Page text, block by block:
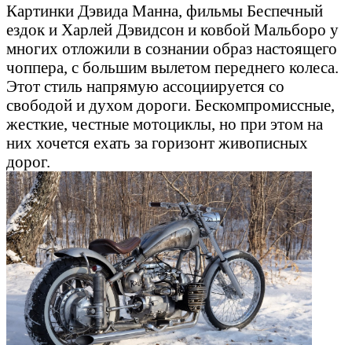
Картинки Дэвида Манна, фильмы Беспечный
ездок и Харлей Дэвидсон и ковбой Мальборо у
многих отложили в сознании образ настоящего
чоппера, с большим вылетом переднего колеса.
Этот стиль напрямую ассоциируется со
свободой и духом дороги. Бескомпромиссные,
жесткие, честные мотоциклы, но при этом на
них хочется ехать за горизонт живописных
дорог.